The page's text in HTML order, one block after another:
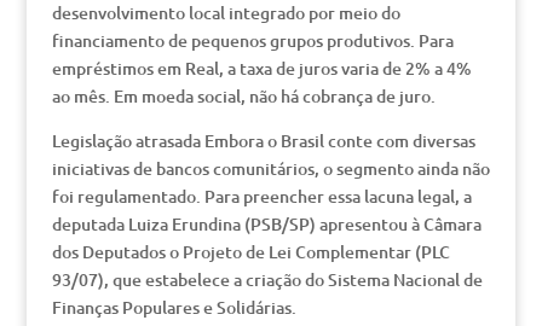
desenvolvimento local integrado por meio do
financiamento de pequenos grupos produtivos. Para
empréstimos em Real, a taxa de juros varia de 2% a 4%
ao mês. Em moeda social, não há cobrança de juro.
Legislação atrasada Embora o Brasil conte com diversas
iniciativas de bancos comunitários, o segmento ainda não
foi regulamentado. Para preencher essa lacuna legal, a
deputada Luiza Erundina (PSB/SP) apresentou à Câmara
dos Deputados o Projeto de Lei Complementar (PLC
93/07), que estabelece a criação do Sistema Nacional de
Finanças Populares e Solidárias.